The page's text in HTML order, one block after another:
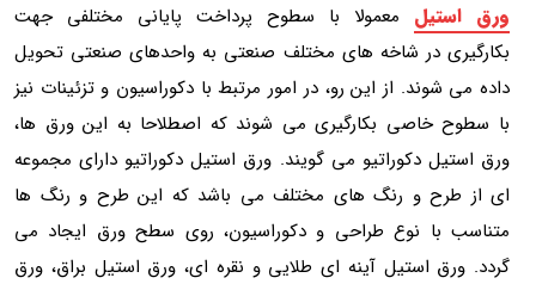
ورق استیل معمولا با سطوح پرداخت پایانی مختلفی جهت
بکارگیری در شاخه های مختلف صنعتی به واحدهای صنعتی تحویل
داده می شوند. از این رو، در امور مرتبط با دکوراسیون و تزئینات نیز
با سطوح خاصی بکارگیری می شوند که اصطلاحا به این ورق ها،
ورق استیل دکوراتیو می گویند. ورق استیل دکوراتیو دارای مجموعه
ای از طرح و رنگ های مختلف می باشد که این طرح و رنگ ها
متناسب با نوع طراحی و دکوراسیون، روی سطح ورق ایجاد می
گردد. ورق استیل آینه ای طلایی و نقره ای، ورق استیل براق، ورق